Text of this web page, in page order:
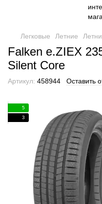
Легковые Летние
Falken e.ZIEX
Silent Core
Артикул: 458944 Оставить
5
3